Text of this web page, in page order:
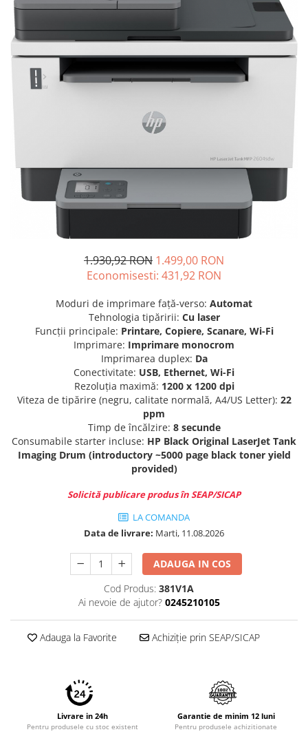
SSD-uri externe
Hard disk-uri externe
Card reader
Placi captura
Camere IP
Accesorii retelistica
PDU
1.930,92 RON 1.499,00 RON
Economisesti: 431,92 RON
Moduri de imprimare față-verso: Automat
Tehnologia tipăririi: Cu laser
Funcții principale: Printare, Copiere, Scanare, Wi-Fi
Imprimare: Imprimare monocrom
Imprimarea duplex: Da
Conectivitate: USB, Ethernet, Wi-Fi
Rezoluția maximă: 1200 x 1200 dpi
Viteza de tipărire (negru, calitate normală, A4/US Letter): 22
ppm
Timp de încălzire: 8 secunde
Consumabile starter incluse: HP Black Original LaserJet Tank
Imaging Drum (introductory ~5000 page black toner yield
provided)
Solicită publicare produs în SEAP/SICAP
LA COMANDA
Data de livrare: Marti, 11.08.2026
ADAUGA IN COS
Cod Produs: 381V1A
Ai nevoie de ajutor? 0245210105
Adauga la Favorite Achiziție prin SEAP/SICAP
Livrare in 24h
Pentru produsele cu stoc existent
Garantie de minim 12 luni
Pentru produsele achizitionate